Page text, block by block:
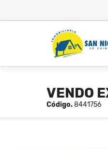
VENDO
Código.8441756